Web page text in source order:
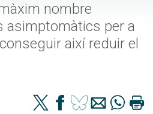
nombre
asimptomàtics per a
així reduir el